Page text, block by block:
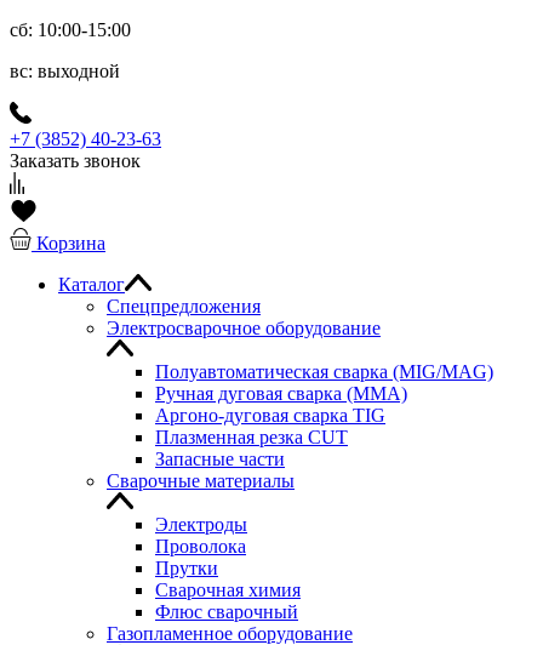
сб: 10:00-15:00
вс: выходной
+7 (3852) 40-23-63
Заказать звонок
Корзина
Каталог
Спецпредложения
Электросварочное оборудование
Полуавтоматическая сварка (MIG/MAG)
Ручная дуговая сварка (MMA)
Аргоно-дуговая сварка TIG
Плазменная резка CUT
Запасные части
Сварочные материалы
Электроды
Проволока
Прутки
Сварочная химия
Флюс сварочный
Газопламенное оборудование